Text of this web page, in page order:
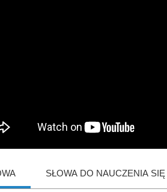
SŁOWA DO NAUCZENIA SIĘ